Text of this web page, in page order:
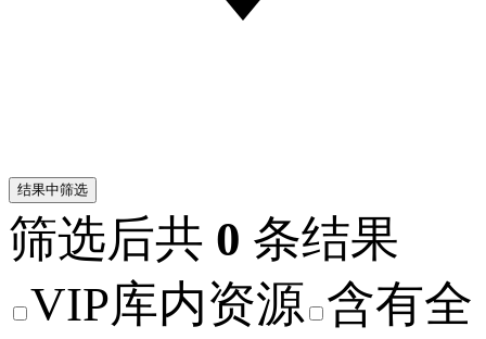
结果中筛选
筛选后共 0 条结果
VIP库内资源 含有全